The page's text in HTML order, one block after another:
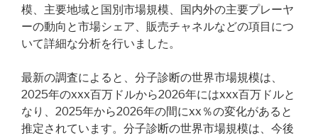
模、主要地域と国別市場規模、国内外の主要プレーヤ
ーの動向と市場シェア、販売チャネルなどの項目につ
いて詳細な分析を行いました。
最新の調査によると、分子診断の世界市場規模は、
2025年のxxx百万ドルから2026年にはxxx百万ドルと
なり、2025年から2026年の間にxx％の変化があると
推定されています。分子診断の世界市場規模は、今後